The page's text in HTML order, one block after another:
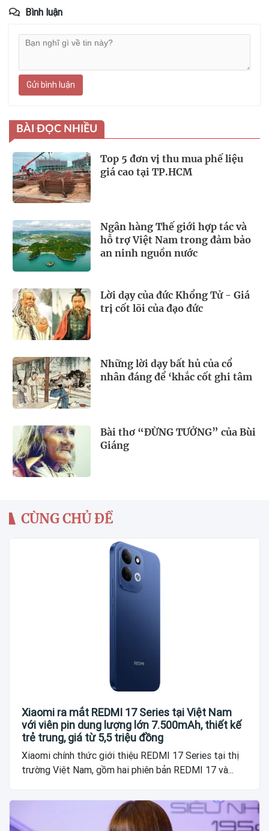
Bình luận
Gửi bình luận
BÀI ĐỌC NHIỀU
Top 5 đơn vị thu mua phế liệu
giá cao tại TP.HCM
Ngân hàng Thế giới hợp tác và
hỗ trợ Việt Nam trong đảm bảo
an ninh nguồn nước
Lời dạy của đức Khổng Tử - Giá
trị cốt lõi của đạo đức
Những lời dạy bất hủ của cổ
nhân đáng để ‘khắc cốt ghi tâm
Bài thơ “ĐỪNG TƯỞNG” của Bùi
Giáng
CÙNG CHỦ ĐỀ
Xiaomi ra mắt REDMI 17 Series tại Việt Nam
với viên pin dung lượng lớn 7.500mAh, thiết kế
trẻ trung, giá từ 5,5 triệu đồng
Xiaomi chính thức giới thiệu REDMI 17 Series tại thị
trường Việt Nam, gồm hai phiên bản REDMI 17 và...